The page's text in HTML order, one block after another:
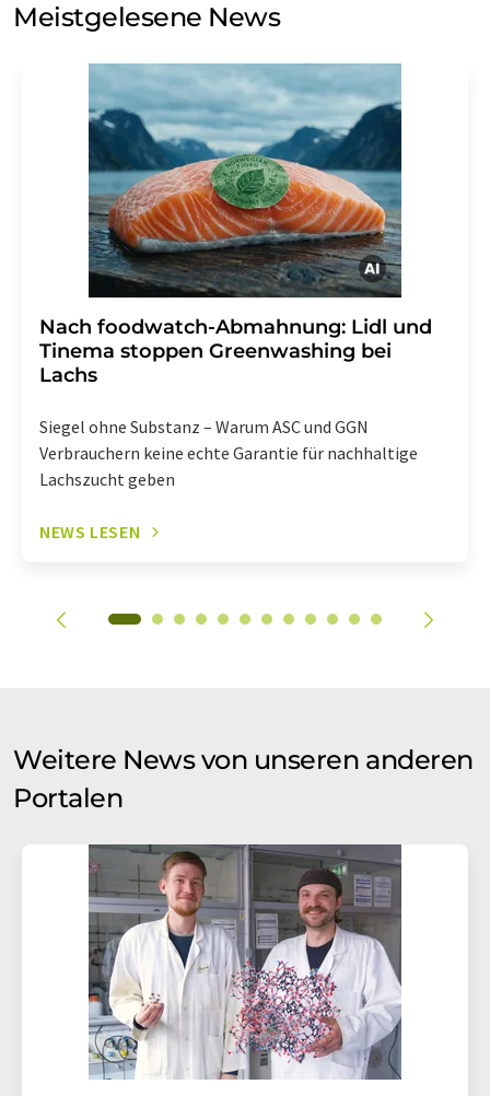
Einwilligung können Sie jederzeit ohne Angabe von
Str. 2, 12489 Berlin oder per E-Mail unter
widerruf@lumitos.commit Wirkung für die Zukunft
widerrufen. Zudem ist in jeder E-Mail ein Link zur
Abbestellung des entsprechenden Newsletters
enthalten.
Meistgelesene News
Nach foodwatch-Abmahnung: Lidl und
Tinema stoppen Greenwashing bei
Lachs
Siegel ohne Substanz – Warum ASC und GGN
Verbrauchern keine echte Garantie für nachhaltige
Lachszucht geben
NEWS LESEN
Weitere News von unseren anderen
Portalen